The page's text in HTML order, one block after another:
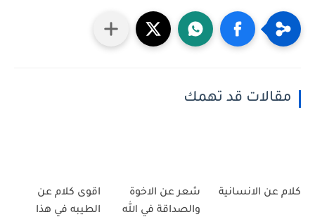
مقالات قد تهمك
كلام عن الانسانية
شعر عن الاخوة
والصداقة في الله
اقوى كلام عن
الطيبه في هذا